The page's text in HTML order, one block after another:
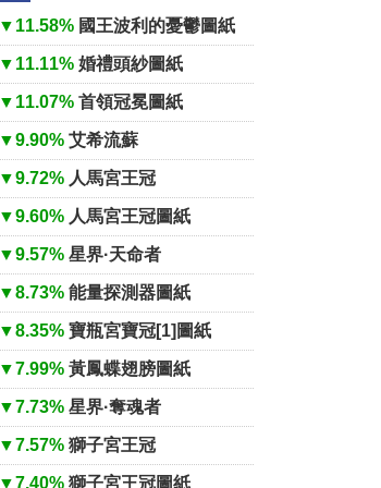
▼11.58% 國王波利的憂鬱圖紙
▼11.11% 婚禮頭紗圖紙
▼11.07% 首領冠冕圖紙
▼9.90% 艾希流蘇
▼9.72% 人馬宮王冠
▼9.60% 人馬宮王冠圖紙
▼9.57% 星界·天命者
▼8.73% 能量探測器圖紙
▼8.35% 寶瓶宮寶冠[1]圖紙
▼7.99% 黃鳳蝶翅膀圖紙
▼7.73% 星界·奪魂者
▼7.57% 獅子宮王冠
▼7.40% 獅子宮王冠圖紙